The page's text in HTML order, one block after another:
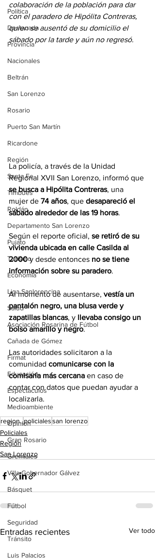
Política
Destacada
Provincia
Nacionales
Beltrán
San Lorenzo
Rosario
Puerto San Martín
Ricardone
Región
Santa Fe
Timbúes
Roldán
Departamento San Lorenzo
Pujato
Turismo
Economía
Liga Sanlorencina
Salud
Asociación Rosarina de Fútbol
Cañada de Gómez
Firmat
Educación
Espectáculos
Medioambiente
Opinión
Gran Rosario
Gremiales
Villa Gobernador Gálvez
Básquet
Fútbol
Seguridad
Tránsito
Luis Palacios
colaboración de la población para dar
con el paradero de Hipólita Contreras,
quien se ausentó de su domicilio el
sábado por la tarde y aún no regresó.
La policía, a través de la Unidad
Regional XVII San Lorenzo, informó que
se busca a Hipólita Contreras, una
mujer de 74 años, que desapareció el
sábado alrededor de las 19 horas.
Según el reporte oficial, se retiró de su
vivienda ubicada en calle Casilda al
2000 y desde entonces no se tiene
información sobre su paradero.
Al momento de ausentarse, vestía un
pantalón negro, una blusa verde y
zapatillas blancas, y llevaba consigo un
bolso amarillo y negro.
Las autoridades solicitaron a la
comunidad comunicarse con la
comisaría más cercana en caso de
contar con datos que puedan ayudar a
localizarla.
region..policialessan lorenzo
Policiales
Región
San Lorenzo
Entradas recientes Ver todo